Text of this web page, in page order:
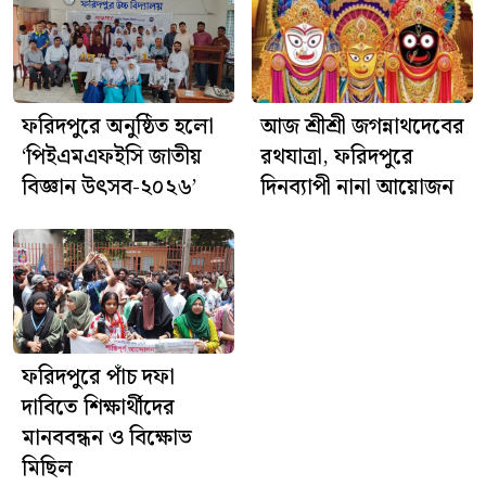
ফরিদপুরে অনুষ্ঠিত হলো
‘পিইএমএফইসি জাতীয়
বিজ্ঞান উৎসব-২০২৬’
আজ শ্রীশ্রী জগন্নাথদেবের
রথযাত্রা, ফরিদপুরে
দিনব্যাপী নানা আয়োজন
ফরিদপুরে পাঁচ দফা
দাবিতে শিক্ষার্থীদের
মানববন্ধন ও বিক্ষোভ
মিছিল